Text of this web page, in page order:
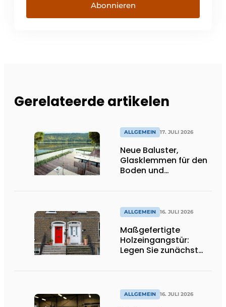
Abonnieren
Gerelateerde artikelen
ALLGEMEIN 17. JULI 2026
Neue Baluster,
Glasklemmen für den
Boden und
ALLGEMEIN 16. JULI 2026
Maßgefertigte
Holzeingangstür:
Legen Sie zunächst
ALLGEMEIN 16. JULI 2026